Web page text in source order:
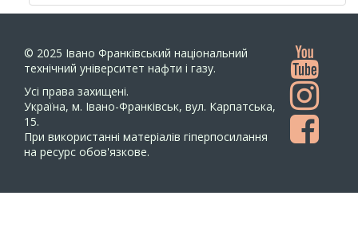
© 2025 Івано Франківський національний
технічний університет нафти і газу.
Усi права захищенi.
Україна, м. Івано-Франківськ, вул. Карпатська,
15.
При використанні матеріалів гіперпосилання
на ресурс обов'язкове.